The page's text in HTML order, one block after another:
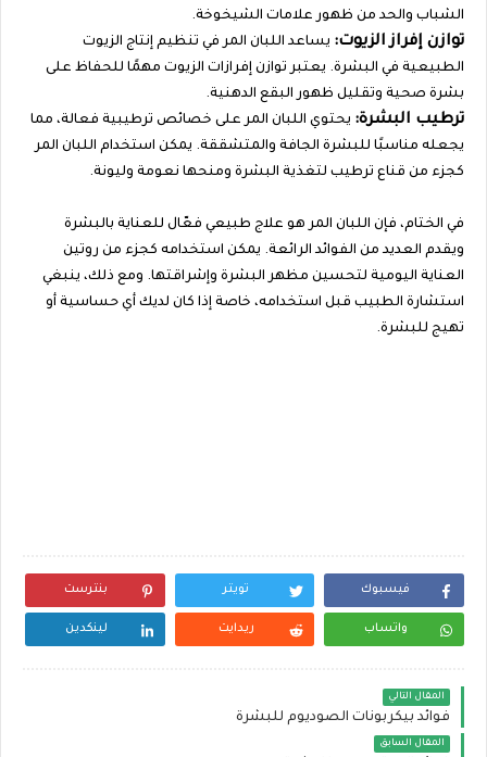
الشباب والحد من ظهور علامات الشيخوخة.
توازن إفراز الزيوت: يساعد اللبان المر في تنظيم إنتاج الزيوت
الطبيعية في البشرة. يعتبر توازن إفرازات الزيوت مهمًا للحفاظ على
بشرة صحية وتقليل ظهور البقع الدهنية.
ترطيب البشرة: يحتوي اللبان المر على خصائص ترطيبية فعالة، مما
يجعله مناسبًا للبشرة الجافة والمتشققة. يمكن استخدام اللبان المر
كجزء من قناع ترطيب لتغذية البشرة ومنحها نعومة وليونة.
في الختام، فإن اللبان المر هو علاج طبيعي فعّال للعناية بالبشرة
ويقدم العديد من الفوائد الرائعة. يمكن استخدامه كجزء من روتين
العناية اليومية لتحسين مظهر البشرة وإشراقتها. ومع ذلك، ينبغي
استشارة الطبيب قبل استخدامه، خاصة إذا كان لديك أي حساسية أو
تهيج للبشرة.
فيسبوك تويتر بنترست
واتساب ريدايت لينكدين
المقال التالي
فوائد بيكربونات الصوديوم للبشرة
المقال السابق